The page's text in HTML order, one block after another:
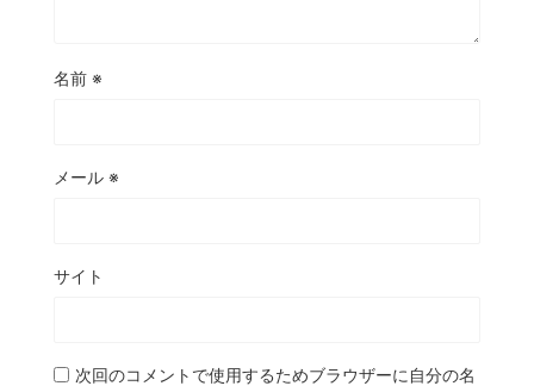
名前 ※
メール ※
サイト
次回のコメントで使用するためブラウザーに自分の名